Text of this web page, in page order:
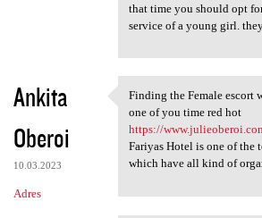
that time you should opt
service of a young girl.
Ankita
Oberoi
10.03.2023
Adres
Finding the Female
Finding the Female escort
one of you time red hot
https://
Fariyas Hotel is one of
which have all kind of